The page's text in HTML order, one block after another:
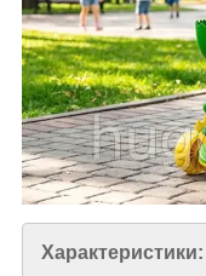
Характеристики: